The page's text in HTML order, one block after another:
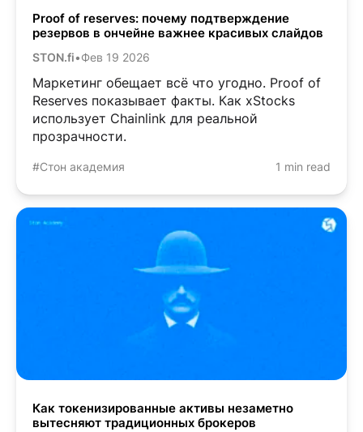
Proof of reserves: почему подтверждение
резервов в ончейне важнее красивых слайдов
STON.fi•Фев 19 2026
Маркетинг обещает всё что угодно. Proof of
Reserves показывает факты. Как xStocks
использует Chainlink для реальной
прозрачности.
#Стон академия 1 min read
Как токенизированные активы незаметно
вытесняют традиционных брокеров